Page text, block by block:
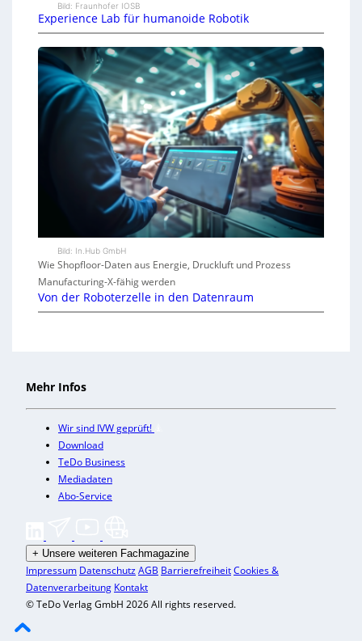
Bild: Fraunhofer IOSB
Experience Lab für humanoide Robotik
Bild: In.Hub GmbH
Wie Shopfloor-Daten aus Energie, Druckluft und Prozess
Manufacturing-X-fähig werden
Von der Roboterzelle in den Datenraum
Mehr Infos
Wir sind IVW geprüft!
Download
TeDo Business
Mediadaten
Abo-Service
+ Unsere weiteren Fachmagazine
Impressum DatenschutzAGB BarrierefreiheitCookies &
Datenverarbeitung Kontakt
© TeDo Verlag GmbH 2026 All rights reserved.